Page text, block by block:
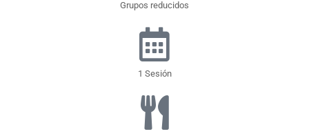
Grupos reducidos
1 Sesión